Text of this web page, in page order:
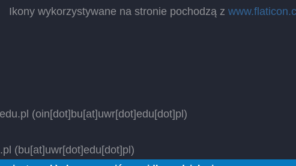
Ikony wykorzystywane na stronie pochodzą z
(oin[dot]bu[at]uwr[dot]edu[dot]pl)
(bu[at]uwr[dot]edu[dot]pl)